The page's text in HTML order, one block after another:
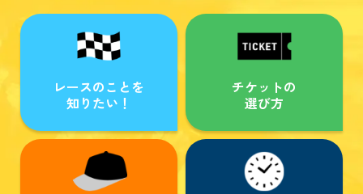
レースのことを
知りたい！
チケットの
選び方